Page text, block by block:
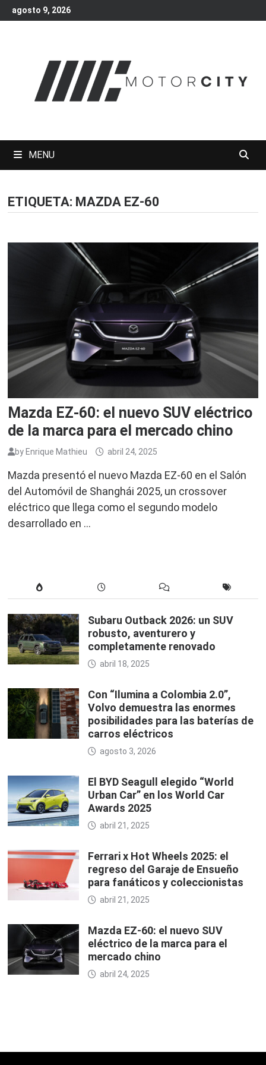
Skip
to
agosto 9, 2026
MENU
ETIQUETA: MAZDA EZ-60
Mazda EZ-60: el nuevo SUV eléctrico
de la marca para el mercado chino
by Enrique Mathieu abril 24, 2025
Mazda presentó el nuevo Mazda EZ-60 en el Salón
del Automóvil de Shanghái 2025, un crossover
eléctrico que llega como el segundo modelo
desarrollado en …
Subaru Outback 2026: un SUV
robusto, aventurero y
completamente renovado
abril 18, 2025
Con “Ilumina a Colombia 2.0”,
Volvo demuestra las enormes
posibilidades para las baterías de
carros eléctricos
agosto 3, 2026
El BYD Seagull elegido “World
Urban Car” en los World Car
Awards 2025
abril 21, 2025
Ferrari x Hot Wheels 2025: el
regreso del Garaje de Ensueño
para fanáticos y coleccionistas
abril 21, 2025
Mazda EZ-60: el nuevo SUV
eléctrico de la marca para el
mercado chino
abril 24, 2025